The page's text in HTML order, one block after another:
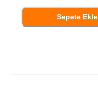
Sepete Ekle